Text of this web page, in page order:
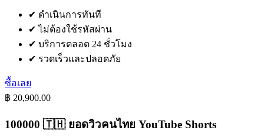
✔ ดำเนินการทันที
✔ ไม่ต้องใช้รหัสผ่าน
✔ บริการตลอด 24 ชั่วโมง
✔ รวดเร็วและปลอดภัย
ซื้อเลย
฿ 20,900.00
100000 🇹🇭 ยอดวิวคนไทย YouTube Shorts